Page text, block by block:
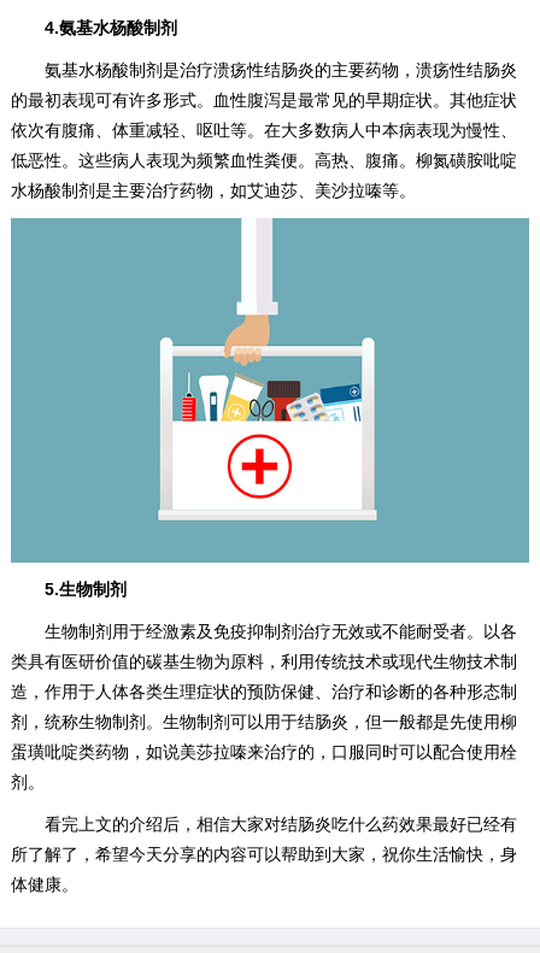
4.氨基水杨酸制剂
氨基水杨酸制剂是治疗溃疡性结肠炎的主要药物，溃疡性结肠炎
的最初表现可有许多形式。血性腹泻是最常见的早期症状。其他症状
依次有腹痛、体重减轻、呕吐等。在大多数病人中本病表现为慢性、
低恶性。这些病人表现为频繁血性粪便。高热、腹痛。柳氮磺胺吡啶
水杨酸制剂是主要治疗药物，如艾迪莎、美沙拉嗪等。
5.生物制剂
生物制剂用于经激素及免疫抑制剂治疗无效或不能耐受者。以各
类具有医研价值的碳基生物为原料，利用传统技术或现代生物技术制
造，作用于人体各类生理症状的预防保健、治疗和诊断的各种形态制
剂，统称生物制剂。生物制剂可以用于结肠炎，但一般都是先使用柳
蛋璜吡啶类药物，如说美莎拉嗪来治疗的，口服同时可以配合使用栓
剂。
看完上文的介绍后，相信大家对结肠炎吃什么药效果最好已经有
所了解了，希望今天分享的内容可以帮助到大家，祝你生活愉快，身
体健康。